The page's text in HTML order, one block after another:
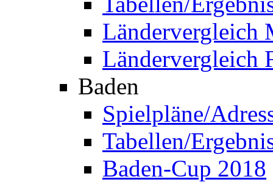
Ländervergleich
Ländervergleich
Baden
Spielpläne/
Tabellen/
Baden-Cup 2018